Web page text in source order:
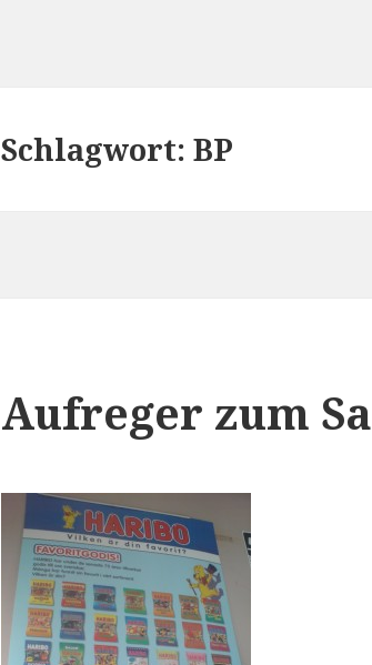
Schlagwort:BP
Aufreger zum